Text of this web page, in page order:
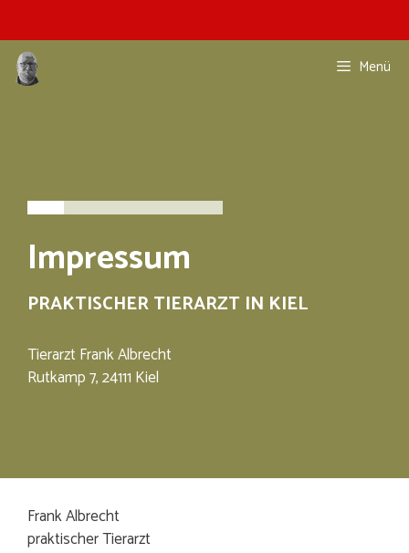
Menü
Impressum
PRAKTISCHER TIERARZT IN KIEL
Tierarzt Frank Albrecht
Rutkamp 7, 24111 Kiel
Frank Albrecht
praktischer Tierarzt